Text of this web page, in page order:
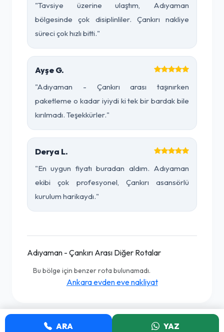
"Tavsiye üzerine ulaştım, Adıyaman
bölgesinde çok disiplinliler. Çankırı nakliye
süreci çok hızlı bitti."
Ayşe G.
"Adıyaman - Çankırı arası taşınırken
paketleme o kadar iyiydi ki tek bir bardak bile
kırılmadı. Teşekkürler."
Derya L.
"En uygun fiyatı buradan aldım. Adıyaman
ekibi çok profesyonel, Çankırı asansörlü
kurulum harikaydı."
Adıyaman - Çankırı Arası Diğer Rotalar
Bu bölge için benzer rota bulunamadı.
Ankara evden eve nakliyat
ARA YAZ